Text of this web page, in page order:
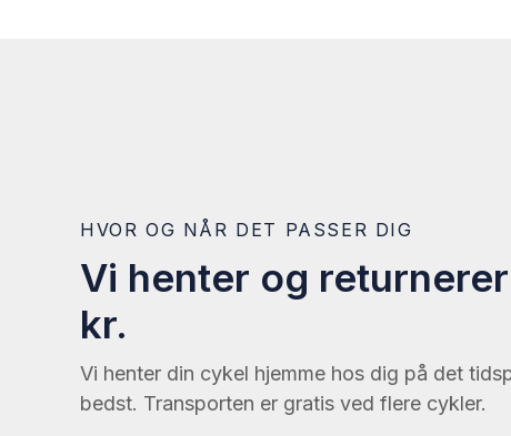
HVOR OG NÅR DET PASSER DIG
Vi henter og
kr.
Vi henter din cykel hjemme hos dig på det
bedst. Transporten er gratis ved flere cykler.